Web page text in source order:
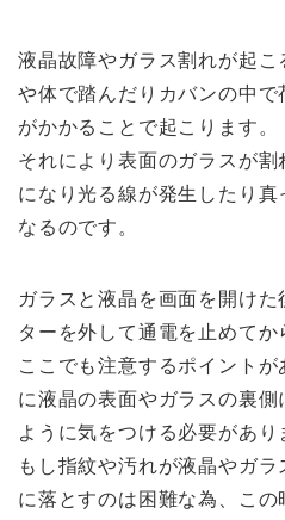
液晶故障やガラス割れが起
や体で踏んだりカバンの中で
がかかることで起こります。
それにより表面のガラスが割
になり光る線が発生したり
なるのです。
ガラスと液晶を画面を開けた
ターを外して通電を止めてか
ここでも注意するポイント
に液晶の表面やガラスの裏
ように気をつける必要があり
もし指紋や汚れが液晶やガ
に落とすのは困難な為、こ